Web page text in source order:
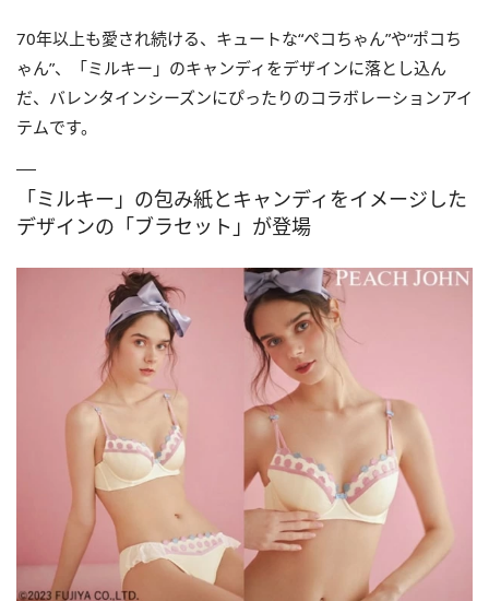
70年以上も愛され続ける、キュートな“ペコちゃん”や“ポコち
ゃん”、「ミルキー」のキャンディをデザインに落とし込ん
だ、バレンタインシーズンにぴったりのコラボレーションアイ
テムです。
「ミルキー」の包み紙とキャンディをイメージした
デザインの「ブラセット」が登場